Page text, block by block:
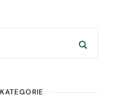
KATEGORIE